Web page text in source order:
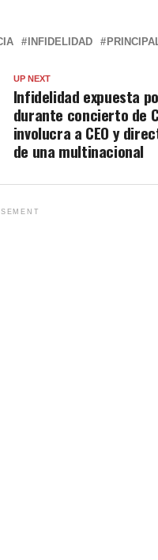
INFIDELIDAD
UP NEXT
Infidelidad expuesta
durante concierto de
involucra a CEO y
de una multinacional